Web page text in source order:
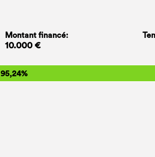
Montant financé:
10.000 €
95,24%